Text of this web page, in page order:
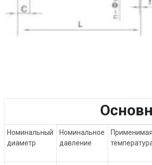
Номинальный
диаметр
Номинальное
давление
Применимая